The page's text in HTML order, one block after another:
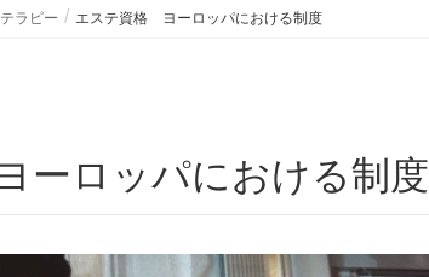
ラピー エステ資格 ヨーロッパにおける制度
ーロッパにおける制度